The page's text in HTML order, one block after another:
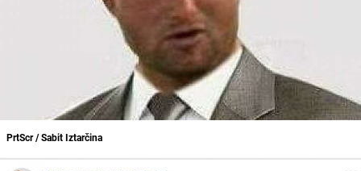
PrtScr / Sabit Iztarčina